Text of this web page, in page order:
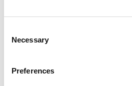
Selection
Necessary
Preferences
Boat rental & Trips